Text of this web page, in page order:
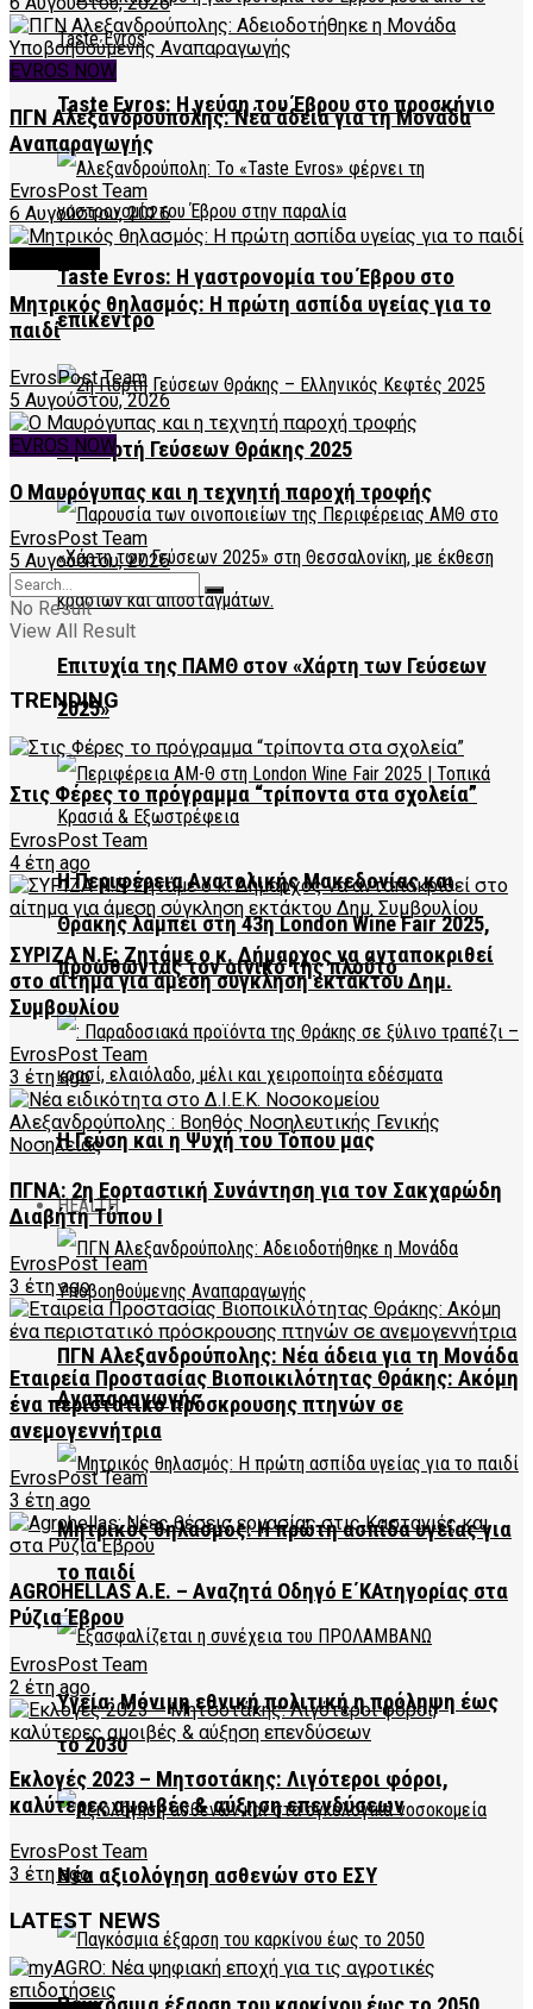
Taste Evros: Η γεύση του Έβρου στο προσκήνιο
Taste Evros: Η γαστρονομία του Έβρου στο
επίκεντρο
2η Γιορτή Γεύσεων Θράκης 2025
Επιτυχία της ΠΑΜΘ στον «Χάρτη των Γεύσεων
2025»
Η Περιφέρεια Ανατολικής Μακεδονίας και
Θράκης λάμπει στη 43η London Wine Fair 2025,
προωθώντας τον οινικό της πλούτο
Η Γεύση και η Ψυχή του Τόπου μας
HEALTH
ΠΓΝ Αλεξανδρούπολης: Νέα άδεια για τη Μονάδα
Αναπαραγωγής
Μητρικός θηλασμός: Η πρώτη ασπίδα υγείας για
το παιδί
Υγεία: Μόνιμη εθνική πολιτική η πρόληψη έως
το 2030
Νέα αξιολόγηση ασθενών στο ΕΣΥ
EVROS NOW
ΠΓΝ Αλεξανδρούπολης: Νέα άδεια για τη Μονάδα
Αναπαραγωγής
EvrosPost Team
6 Αυγούστου, 2026
Μητρικός θηλασμός: Η πρώτη ασπίδα υγείας για το
παιδί
EvrosPost Team
5 Αυγούστου, 2026
EVROS NOW
Ο Μαυρόγυπας και η τεχνητή παροχή τροφής
EvrosPost Team
5 Αυγούστου, 2026
No Result
View All Result
TRENDING
Στις Φέρες το πρόγραμμα “τρίποντα στα σχολεία”
EvrosPost Team
4 έτη ago
ΣΥΡΙΖΑ Ν.Ε: Ζητάμε ο κ. Δήμαρχος να ανταποκριθεί
στο αίτημα για άμεση σύγκληση εκτάκτου Δημ.
Συμβουλίου
EvrosPost Team
3 έτη ago
ΠΓΝΑ: 2η Εορταστική Συνάντηση για τον Σακχαρώδη
Διαβήτη Τύπου Ι
EvrosPost Team
3 έτη ago
Εταιρεία Προστασίας Βιοποικιλότητας Θράκης: Ακόμη
ένα περιστατικό πρόσκρουσης πτηνών σε
ανεμογεννήτρια
EvrosPost Team
3 έτη ago
AGROHELLAS Α.Ε. – Αναζητά Οδηγό Ε΄ΚΑτηγορίας στα
Ρύζια Έβρου
EvrosPost Team
2 έτη ago
Εκλογές 2023 – Μητσοτάκης: Λιγότεροι φόροι,
καλύτερες αμοιβές & αύξηση επενδύσεων
EvrosPost Team
3 έτη ago
LATEST NEWS